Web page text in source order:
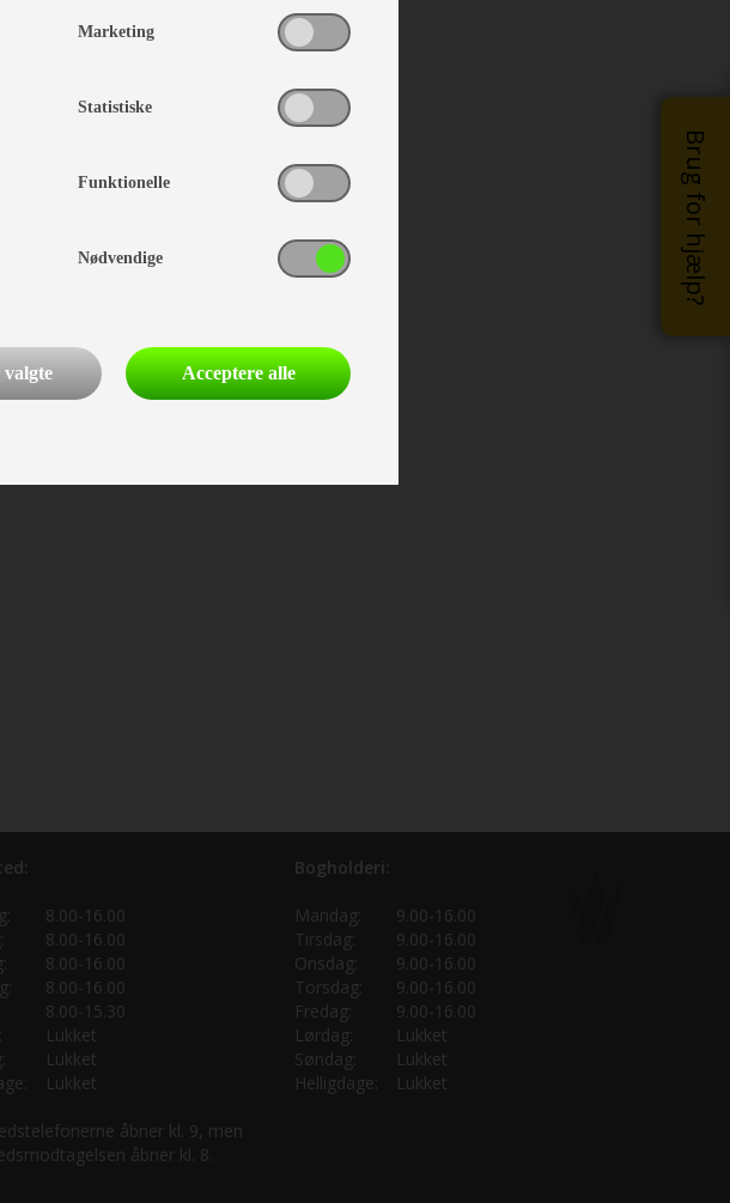
Brug for hjælp?
8.00-16.00
8.00-16.00
8.00-16.00
8.00-16.00
8.00-15.30
Lukket
Lukket
Lukket
åbner kl. 9, men
åbner kl. 8.
Bogholderi:
Mandag:
9.00-16.00
Tirsdag:
9.00-16.00
Onsdag:
9.00-16.00
Torsdag:
9.00-16.00
Fredag:
9.00-16.00
Lørdag:
Lukket
Søndag:
Lukket
Helligdage:
Lukket
Marketing
Statistiske
Funktionelle
Nødvendige
valgte Acceptere alle